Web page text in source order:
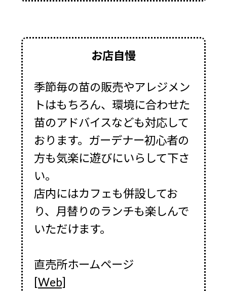
お店自慢
季節毎の苗の販売やアレジメン
トはもちろん、環境に合わせた
苗のアドバイスなども対応して
おります。ガーデナー初心者の
方も気楽に遊びにいらして下さ
い。
店内にはカフェも併設してお
り、月替りのランチも楽しんで
いただけます。
直売所ホームページ
[Web]